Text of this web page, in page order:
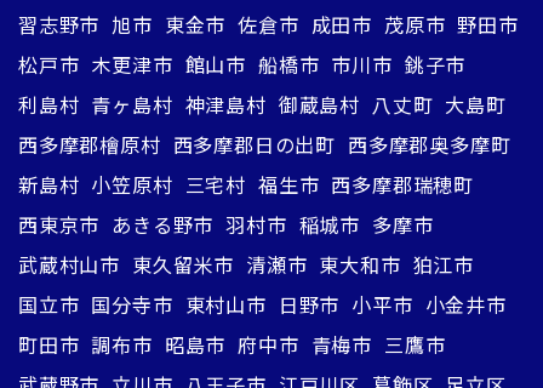
習志野市 旭市 東金市 佐倉市 成田市 茂原市 野田市
松戸市 木更津市 館山市 船橋市 市川市 銚子市
利島村 青ヶ島村 神津島村 御蔵島村 八丈町 大島町
西多摩郡檜原村 西多摩郡日の出町 西多摩郡奥多摩町
新島村 小笠原村 三宅村 福生市 西多摩郡瑞穂町
西東京市 あきる野市 羽村市 稲城市 多摩市
武蔵村山市 東久留米市 清瀬市 東大和市 狛江市
国立市 国分寺市 東村山市 日野市 小平市 小金井市
町田市 調布市 昭島市 府中市 青梅市 三鷹市